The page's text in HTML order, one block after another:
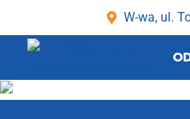
W-wa, ul.